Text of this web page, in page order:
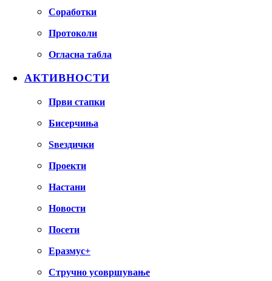
Соработки
Протоколи
Огласна табла
АКТИВНОСТИ
Први стапки
Бисерчиња
Ѕвездички
Проекти
Настани
Новости
Посети
Еразмус+
Стручно усовршување